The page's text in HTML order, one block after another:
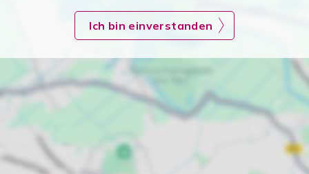
Ich bin einverstanden